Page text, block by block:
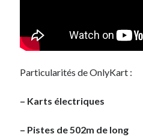
Particularités de OnlyKart :
– Karts électriques
– Pistes de 502m de long